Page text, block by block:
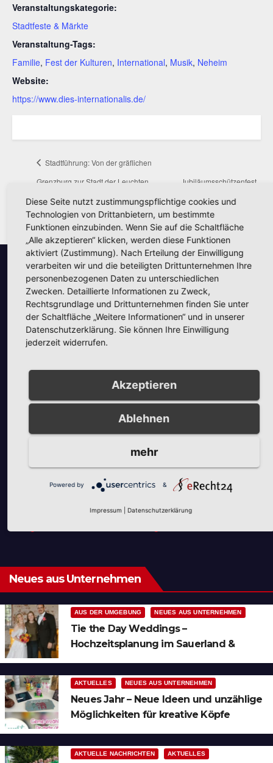
Veranstaltungskategorie:
Stadtfeste & Märkte
Veranstaltung-Tags:
Familie, Fest der Kulturen, International, Musik, Neheim
Website:
https://www.dies-internationalis.de/
Stadtführung: Von der gräflichen
Grenzburg zur Stadt der Leuchten
Jubiläumsschützenfest
Herdringen
Unsere Partner
Unsere Partner
Neues aus Unternehmen
AUS DER UMGEBUNG NEUES AUS UNTERNEHMEN
Tie the Day Weddings –
Hochzeitsplanung im Sauerland &
AKTUELLES NEUES AUS UNTERNEHMEN
Neues Jahr – Neue Ideen und unzählige
Möglichkeiten für kreative Köpfe
AKTUELLE NACHRICHTEN AKTUELLES
Diese Seite nutzt zustimmungspflichtige cookies und
Technologien von Drittanbietern, um bestimmte
Funktionen einzubinden. Wenn Sie auf die Schaltfläche
„Alle akzeptieren“ klicken, werden diese Funktionen
aktiviert (Zustimmung). Nach Erteilung der Einwilligung
verarbeiten wir und die beteiligten Drittunternehmen Ihre
personenbezogenen Daten zu unterschiedlichen
Zwecken. Detaillierte Informationen zu Zweck,
Rechtsgrundlage und Drittunternehmen finden Sie unter
der Schaltfläche „Weitere Informationen“ und in unserer
Datenschutzerklärung. Sie können Ihre Einwilligung
jederzeit widerrufen.
Akzeptieren
Ablehnen
mehr
Powered by &
Impressum Datenschutzerklärung